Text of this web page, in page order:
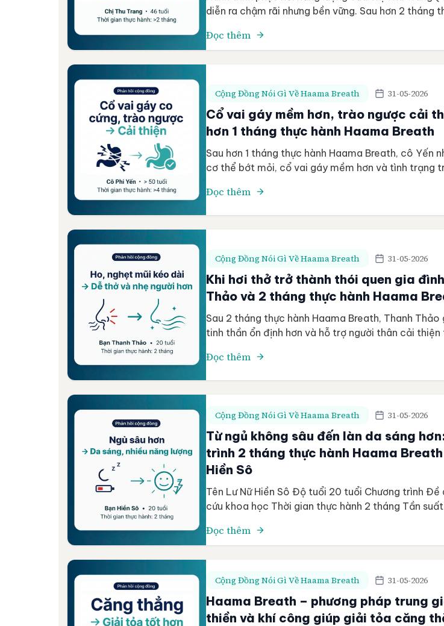
diễn ra chậm rãi nhưng bền vững. Sau hơn 2 tháng
mà còn sở hữu một thói quen chăm sóc bản thân
viên Bùi Thị Thu […]
Đọc thêm
Cộng Đồng Nói Gì Về Haama Breath 31-05-2026
Cổ vai gáy mềm hơn, trào ngược cải
hơn 1 tháng thực hành Haama Breath
Sau hơn 1 tháng thực hành Haama Breath, cô Yến
cơ thể bớt mỏi, cổ vai gáy mềm hơn và tình trạng
Ngoài 50 Chương trình Mentored Haama Breath
Đọc thêm
Cộng Đồng Nói Gì Về Haama Breath 31-05-2026
Khi hơi thở trở thành thói quen gia
Thảo và 2 tháng thực hành Haama
Sau 2 tháng thực hành Haama Breath, Thanh Thảo
tinh thần ổn định hơn và hỗ trợ người thân cải thiện
Chương trình Đề án nghiên cứu khoa học Thời gian
Đọc thêm
Cộng Đồng Nói Gì Về Haama Breath 31-05-2026
Từ ngủ không sâu đến làn da sáng
trình 2 tháng thực hành Haama
Hiền Sô
Tên Lư Nữ Hiền Sô Độ tuổi 20 tuổi Chương trình Đề
cứu khoa học Thời gian thực hành 2 tháng Tần
không sâu, dễ giật mình, tinh thần dễ bị ảnh hưởng
và cơ […]
Đọc thêm
Cộng Đồng Nói Gì Về Haama Breath 31-05-2026
Haama Breath – phương pháp trung
thiền và khí công giúp giải tỏa căng